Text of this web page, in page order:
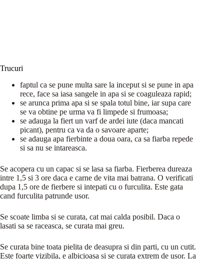
Trucuri
faptul ca se pune multa sare la inceput si se pune in apa
rece, face sa iasa sangele in apa si se coaguleaza rapid;
se arunca prima apa si se spala totul bine, iar supa care
se va obtine pe urma va fi limpede si frumoasa;
se adauga la fiert un varf de ardei iute (daca mancati
picant), pentru ca va da o savoare aparte;
se adauga apa fierbinte a doua oara, ca sa fiarba repede
si sa nu se intareasca.
Se acopera cu un capac si se lasa sa fiarba. Fierberea dureaza
intre 1,5 si 3 ore daca e carne de vita mai batrana. O verificati
dupa 1,5 ore de fierbere si intepati cu o furculita. Este gata
cand furculita patrunde usor.
Se scoate limba si se curata, cat mai calda posibil. Daca o
lasati sa se raceasca, se curata mai greu.
Se curata bine toata pielita de deasupra si din parti, cu un cutit.
Este foarte vizibila, e albicioasa si se curata extrem de usor. La